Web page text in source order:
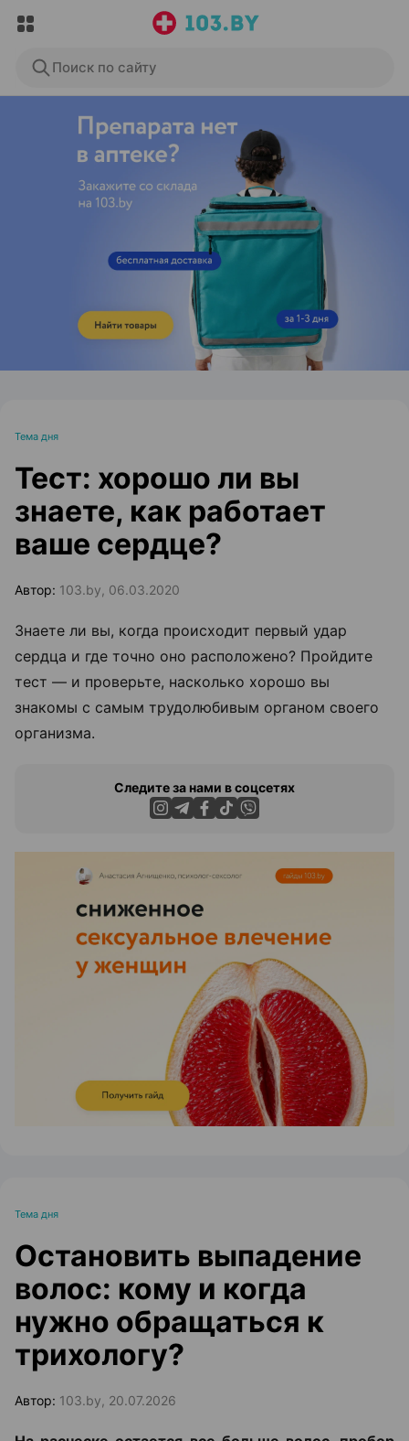
Поиск по сайту
ЭФФЕКТИВНАЯ РЕКЛАМА НА САЙТЕ
Тема дня
Тест: хорошо ли вы
знаете, как работает
ваше сердце?
Автор: 103.by, 06.03.2020
Знаете ли вы, когда происходит первый удар
сердца и где точно оно расположено? Пройдите
тест — и проверьте, насколько хорошо вы
знакомы с самым трудолюбивым органом своего
организма.
Следите за нами в соцсетях
ЭФФЕКТИВНАЯ РЕКЛАМА НА САЙТЕ
Тема дня
Остановить выпадение
волос: кому и когда
нужно обращаться к
трихологу?
Автор: 103.by, 20.07.2026